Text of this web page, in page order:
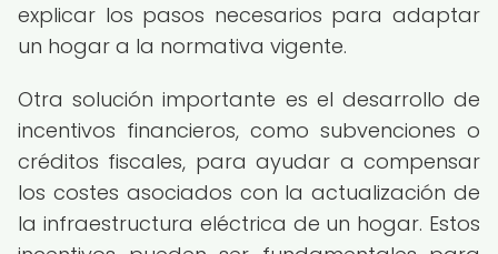
explicar los pasos necesarios para adaptar
un hogar a la normativa vigente.
Otra solución importante es el desarrollo de
incentivos financieros, como subvenciones o
créditos fiscales, para ayudar a compensar
los costes asociados con la actualización de
la infraestructura eléctrica de un hogar. Estos